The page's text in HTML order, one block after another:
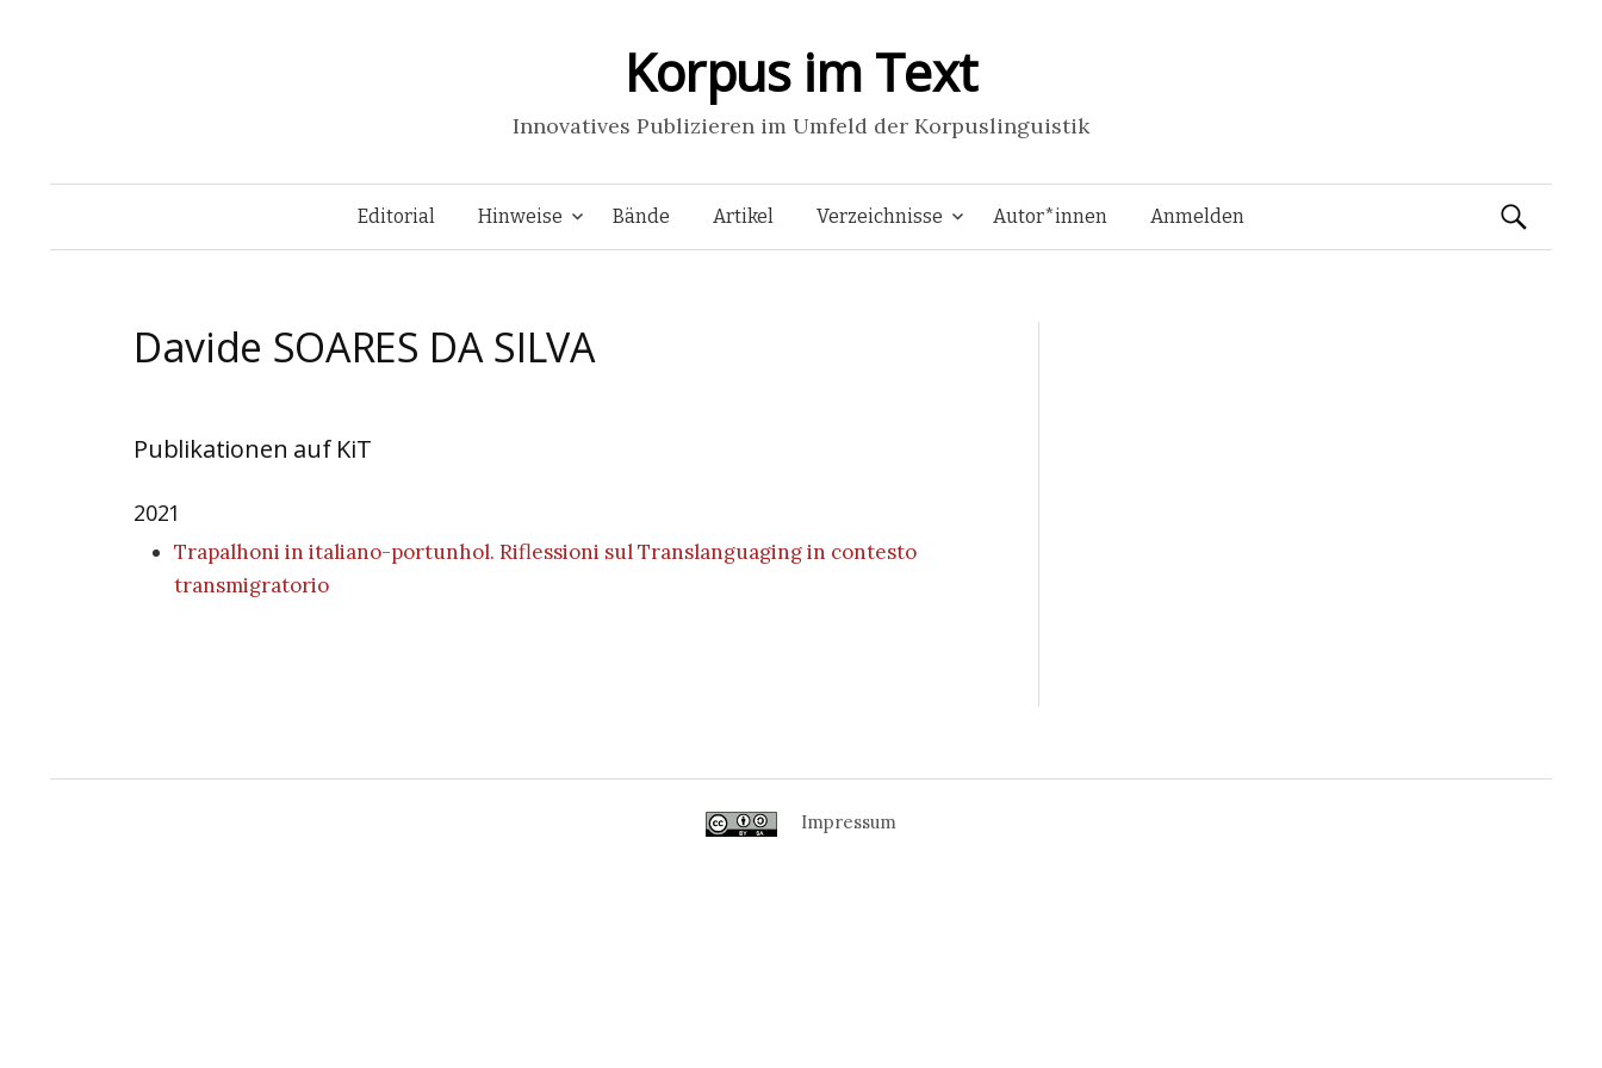
Korpus im Text
Innovatives Publizieren im Umfeld der Korpuslinguistik
Springe
Editorial Hinweise Bände Artikel Verzeichnisse Autor*innen Anmelden Suchen
Davide SOARES DA SILVA
Publikationen auf KiT
2021
Trapalhoni in italiano-portunhol. Riflessioni sul Translanguaging in contesto
transmigratorio
Impressum